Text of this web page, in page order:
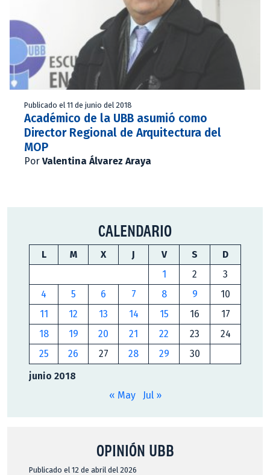
Publicado el 11 de junio del 2018
Académico de la UBB asumió como
Director Regional de Arquitectura del
MOP
Por Valentina Álvarez Araya
CALENDARIO
junio 2018
L M X J V S
D
1
2
3
4
5 6 7 8 9
10
11
12 13 14 15 16
17
18
19 20 21 22 23
24
25
26 27 28 29 30
« May Jul »
OPINIÓN UBB
Publicado el 12 de abril del 2026